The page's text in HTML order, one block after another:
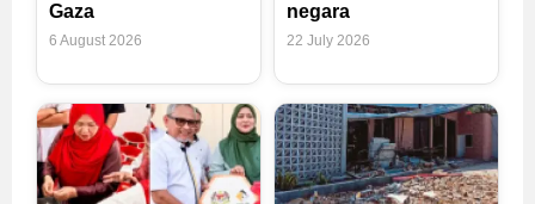
Gaza
6 August 2026
negara
22 July 2026